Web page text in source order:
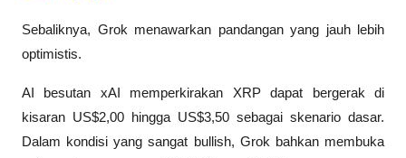
Sebaliknya, Grok menawarkan pandangan yang jauh lebih
optimistis.
AI besutan xAI memperkirakan XRP dapat bergerak di
kisaran US$2,00 hingga US$3,50 sebagai skenario dasar.
Dalam kondisi yang sangat bullish, Grok bahkan membuka